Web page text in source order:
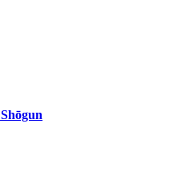
Shōgun